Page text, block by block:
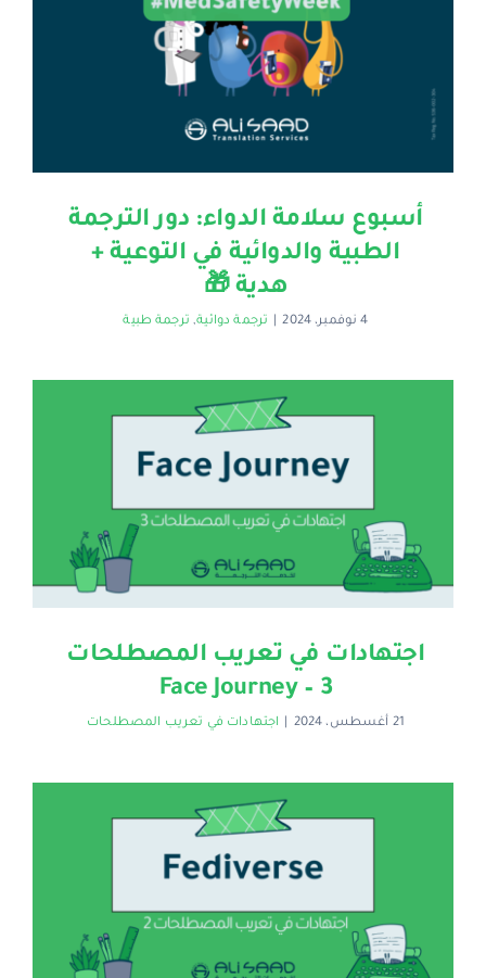
أسبوع سلامة الدواء: دور الترجمة
الطبية والدوائية في التوعية +
هدية 🎁
4 نوفمبر، 2024 ترجمة دوائية, ترجمة طبية
اجتهادات في تعريب المصطلحات
3 – Face Journey
21 أغسطس، 2024 اجتهادات في تعريب المصطلحات